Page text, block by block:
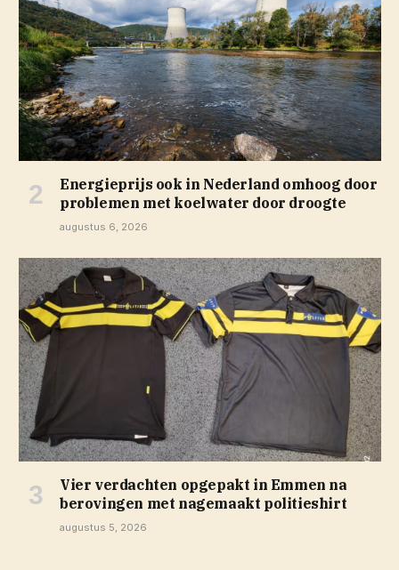
Energieprijs ook in Nederland omhoog door
problemen met koelwater door droogte
augustus 6, 2026
Vier verdachten opgepakt in Emmen na
berovingen met nagemaakt politieshirt
augustus 5, 2026